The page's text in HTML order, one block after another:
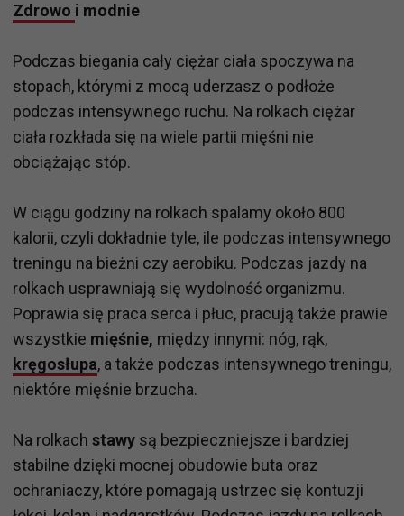
Zdrowo i modnie
Podczas biegania cały ciężar ciała spoczywa na
stopach, którymi z mocą uderzasz o podłoże
podczas intensywnego ruchu. Na rolkach ciężar
ciała rozkłada się na wiele partii mięśni nie
obciążając stóp.
W ciągu godziny na rolkach spalamy około 800
kalorii, czyli dokładnie tyle, ile podczas intensywnego
treningu na bieżni czy aerobiku. Podczas jazdy na
rolkach usprawniają się wydolność organizmu.
Poprawia się praca serca i płuc, pracują także prawie
wszystkie mięśnie, między innymi: nóg, rąk,
kręgosłupa, a także podczas intensywnego treningu,
niektóre mięśnie brzucha.
Na rolkach stawy są bezpieczniejsze i bardziej
stabilne dzięki mocnej obudowie buta oraz
ochraniaczy, które pomagają ustrzec się kontuzji